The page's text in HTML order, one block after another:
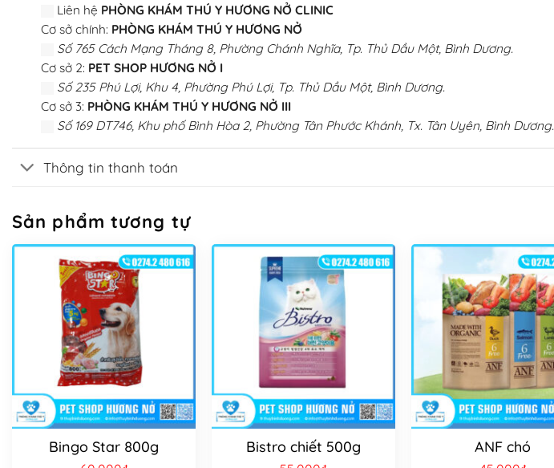
Liên hệ PHÒNG KHÁM THÚ Y HƯƠNG NỞ CLINIC
Cơ sở chính: PHÒNG KHÁM THÚ Y HƯƠNG NỞ
Số 765 Cách Mạng Tháng 8, Phường Chánh Nghĩa, Tp. Thủ Dầu Một, Bình Dương.
Cơ sở 2: PET SHOP HƯƠNG NỞ I
Số 235 Phú Lợi, Khu 4, Phường Phú Lợi, Tp. Thủ Dầu Một, Bình Dương.
Cơ sở 3: PHÒNG KHÁM THÚ Y HƯƠNG NỞ III
Số 169 DT746, Khu phố Bình Hòa 2, Phường Tân Phước Khánh, Tx. Tân Uyên, Bình Dương.
Thông tin thanh toán
Sản phẩm tương tự
Bingo Star 800g Bistro chiết 500g ANF chó